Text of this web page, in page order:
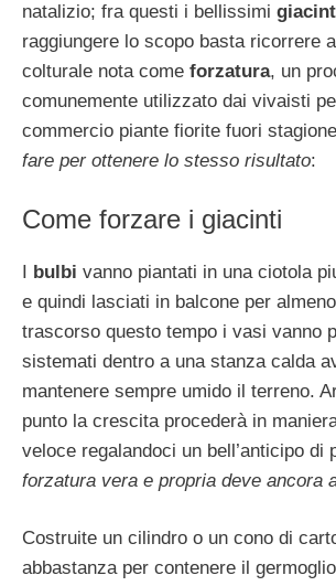
natalizio; fra questi i bellissimi
raggiungere lo scopo basta ricorrere
colturale nota come forzatura, un
comunemente utilizzato dai vivaisti
commercio piante fiorite fuori
fare per ottenere lo stesso risultato:
Come forzare i giacinti
I bulbi vanno piantati in una ciotola
e quindi lasciati in balcone per
trascorso questo tempo i vasi vanno
sistemati dentro a una stanza calda
mantenere sempre umido il terreno.
punto la crescita procederà in
veloce regalandoci un bell’anticipo di
forzatura vera e propria deve ancora
Costruite un cilindro o un cono di
abbastanza per contenere il